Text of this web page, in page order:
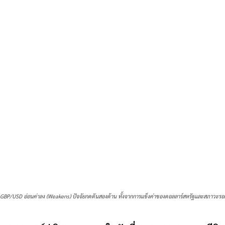
GBP/USD อ่อนค่าลง (Weakens) ปัจจัยกดดันสองด้าน ทั้งจากการแข็งค่าของดอลลาร์สหรัฐและสภาวะร